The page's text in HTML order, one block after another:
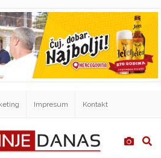
Impresum Kontakt